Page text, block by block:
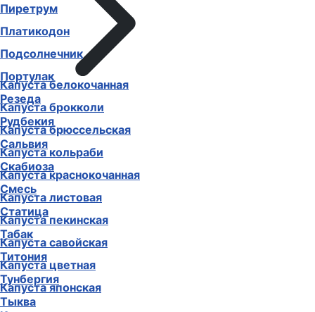
Капуста белокочанная
Капуста брокколи
Капуста брюссельская
Капуста кольраби
Капуста краснокочанная
Капуста листовая
Капуста пекинская
Капуста савойская
Капуста цветная
Капуста японская
Пиретрум
Платикодон
Подсолнечник
Портулак
Резеда
Рудбекия
Сальвия
Скабиоза
Смесь
Статица
Табак
Титония
Тунбергия
Тыква